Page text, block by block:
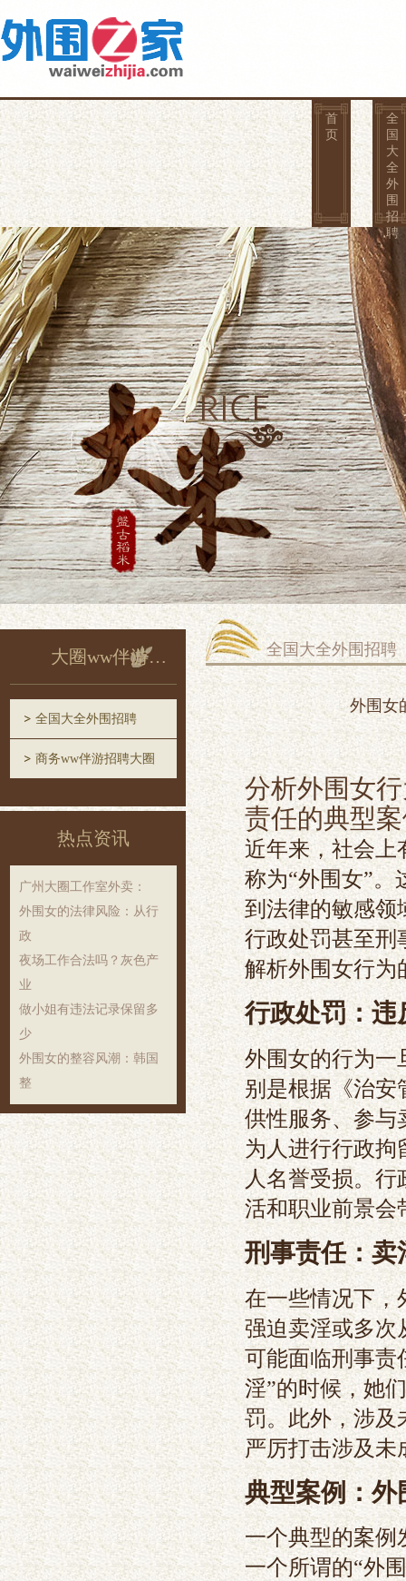
首
页
全
国
大
全
外
围
招
聘
大圈ww伴游招聘
全国大全外围招聘
商务ww伴游招聘大圈
热点资讯
‌广州大圈工作室外卖‌：
外围女的法律风险：从行
政
夜场工作合法吗？灰色产
业
做小姐有违法记录保留多
少
外围女的整容风潮：韩国
整
全国大全外围招聘
外围女
分析外围女
责任的典型
近年来，社会上
称为“外围女”
到法律的敏感领
行政处罚甚至刑
解析外围女行为
行政处罚：违
外围女的行为一
别是根据《治安
供性服务、参与
为人进行行政
人名誉受损。
活和职业前景会
刑事责任：卖
在一些情况下，
强迫卖淫或多次
可能面临刑事责
淫”的时候，她
罚。此外，涉及
严厉打击涉及未
典型案例：外
一个典型的案例
一个所谓的“外